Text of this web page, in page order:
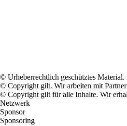
© Urheberrechtlich geschütztes Material.
© Copyright gilt. Wir arbeiten mit
© Copyright gilt für alle Inhalte. Wir
Netzwerk
Sponsor
Sponsoring